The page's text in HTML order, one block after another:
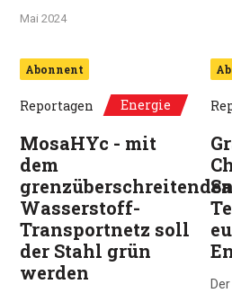
Mai 2024
Abonnent
Reportagen Energie
MosaHYc - mit
dem
Wasserstoff-
Transportnetz soll
der Stahl grün
werden